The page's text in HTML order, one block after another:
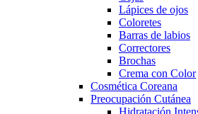
Lápices de ojos
Coloretes
Barras de labios
Correctores
Brochas
Crema con Color
Cosmética Coreana
Preocupación Cutánea
Hidratación